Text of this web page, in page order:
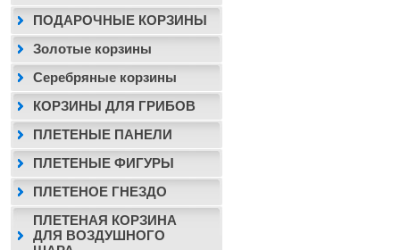
ПОДАРОЧНЫЕ КОРЗИНЫ
Золотые корзины
Серебряные корзины
КОРЗИНЫ ДЛЯ ГРИБОВ
ПЛЕТЕНЫЕ ПАНЕЛИ
ПЛЕТЕНЫЕ ФИГУРЫ
ПЛЕТЕНОЕ ГНЕЗДО
ПЛЕТЕНАЯ КОРЗИНА
ДЛЯ ВОЗДУШНОГО